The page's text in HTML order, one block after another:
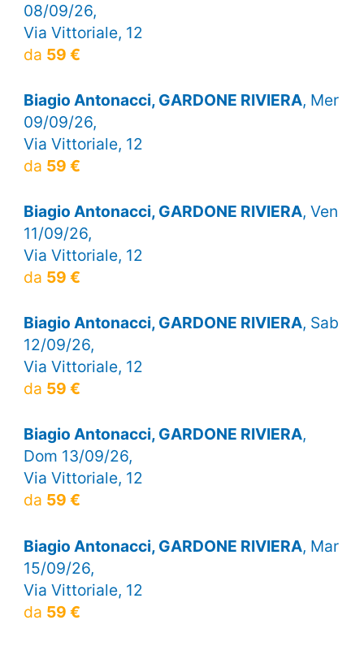
08/09/26,
Via Vittoriale, 12
da 59 €
Biagio Antonacci, GARDONE RIVIERA, Mer
09/09/26,
Via Vittoriale, 12
da 59 €
Biagio Antonacci, GARDONE RIVIERA, Ven
11/09/26,
Via Vittoriale, 12
da 59 €
Biagio Antonacci, GARDONE RIVIERA, Sab
12/09/26,
Via Vittoriale, 12
da 59 €
Biagio Antonacci, GARDONE RIVIERA,
Dom 13/09/26,
Via Vittoriale, 12
da 59 €
Biagio Antonacci, GARDONE RIVIERA, Mar
15/09/26,
Via Vittoriale, 12
da 59 €